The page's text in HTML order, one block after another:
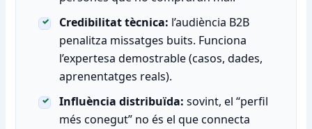
Credibilitat tècnica: l’audiència B2B
penalitza missatges buits. Funciona
l’expertesa demostrable (casos, dades,
aprenentatges reals).
Influència distribuïda: sovint, el “perfil
més conegut” no és el que connecta